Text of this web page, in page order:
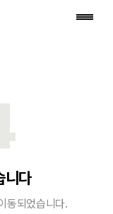
니다
동되었습니다.